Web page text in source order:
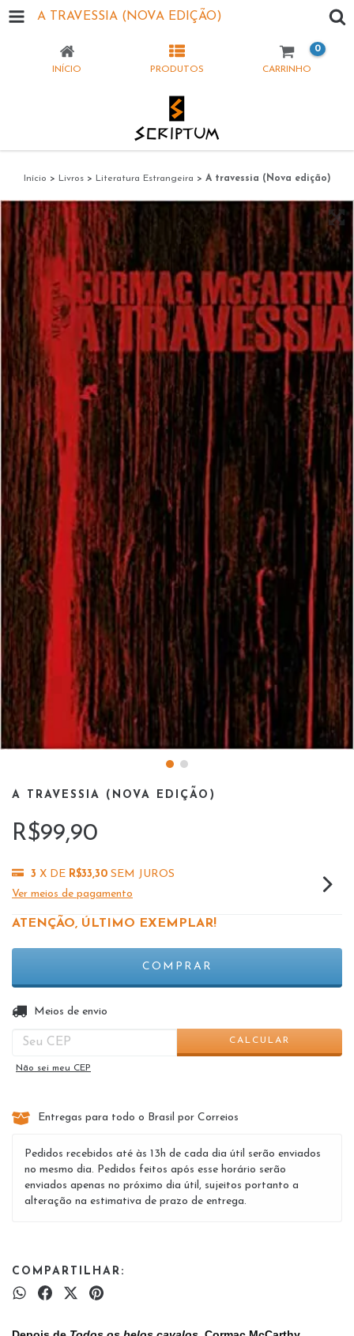
A TRAVESSIA (NOVA EDIÇÃO)
INÍCIO PRODUTOS CARRINHO
0
Início > Livros > Literatura Estrangeira > A travessia (Nova edição)
A TRAVESSIA (NOVA EDIÇÃO)
R$99,90
3 X DE R$33,30 SEM JUROS
Ver meios de pagamento
ATENÇÃO, ÚLTIMO EXEMPLAR!
Entregas para o CEP:
Meios de envio
CALCULAR
Não sei meu CEP
Entregas para todo o Brasil por Correios
Pedidos recebidos até às 13h de cada dia útil serão enviados
no mesmo dia. Pedidos feitos após esse horário serão
enviados apenas no próximo dia útil, sujeitos portanto a
alteração na estimativa de prazo de entrega.
COMPARTILHAR: